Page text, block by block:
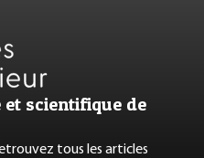
et scientifique de
tous les articles